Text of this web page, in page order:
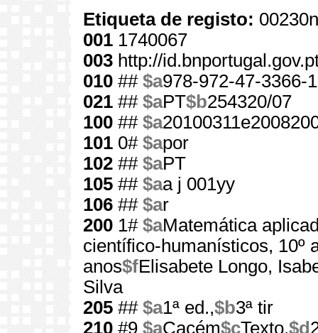
Etiqueta de registo:
001 1740067
003 http://
010 ## $a978-972-47-3366-1
021 ## $aPT$b254320/07
100 ## $a
101 0# $apor
102 ## $aPT
105 ## $aa j 001yy
106 ## $ar
200 1# $aMatemática
científico-humanísticos, 10º
anos$fElisabete Longo,
Silva
205 ## $a1ª ed.,$b3ª tir
210 #9 $aCacém$cTexto,$d